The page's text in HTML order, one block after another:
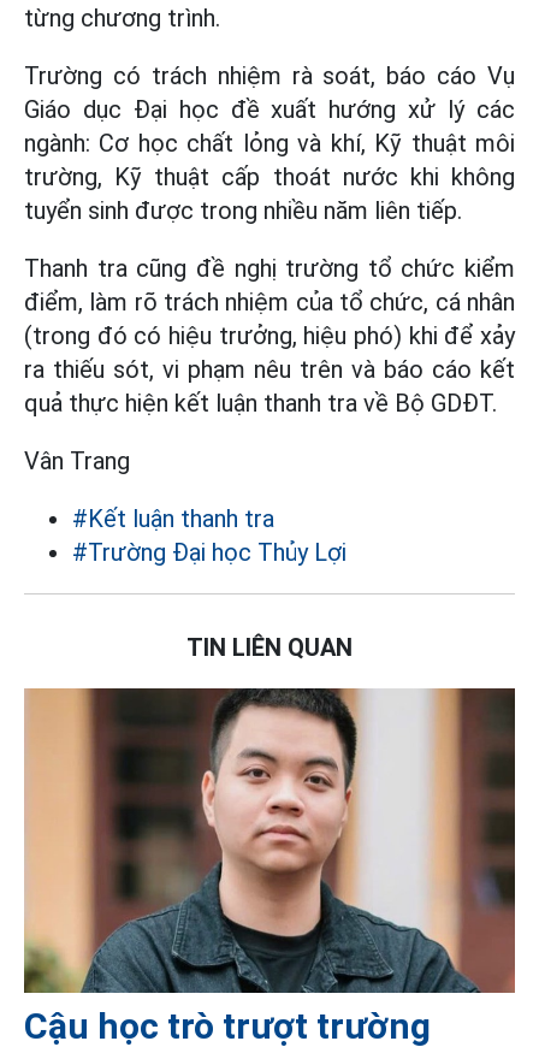
từng chương trình.
Trường có trách nhiệm rà soát, báo cáo Vụ
Giáo dục Đại học đề xuất hướng xử lý các
ngành: Cơ học chất lỏng và khí, Kỹ thuật môi
trường, Kỹ thuật cấp thoát nước khi không
tuyển sinh được trong nhiều năm liên tiếp.
Thanh tra cũng đề nghị trường tổ chức kiểm
điểm, làm rõ trách nhiệm của tổ chức, cá nhân
(trong đó có hiệu trưởng, hiệu phó) khi để xảy
ra thiếu sót, vi phạm nêu trên và báo cáo kết
quả thực hiện kết luận thanh tra về Bộ GDĐT.
Vân Trang
#Kết luận thanh tra
#Trường Đại học Thủy Lợi
TIN LIÊN QUAN
Cậu học trò trượt trường